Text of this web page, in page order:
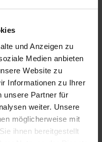
und Anzeigen zu
Medien anbieten
Website zu
Informationen zu Ihrer
unsere Partner für
weiter. Unsere
möglicherweise mit
ihnen bereitgestellt
per